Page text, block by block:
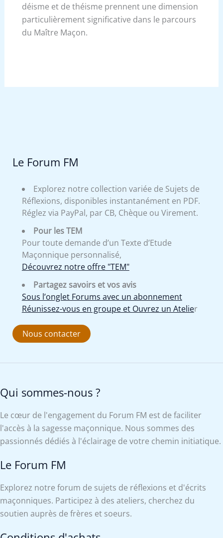
déisme et de théisme prennent une dimension
particulièrement significative dans le parcours
du Maître Maçon.
Le Forum FM
Explorez notre collection variée de Sujets de
Réflexions, disponibles instantanément en PDF.
Réglez via PayPal, par CB, Chèque ou Virement.
Pour les TEM
Pour toute demande d’un Texte d’Etude
Maçonnique personnalisé,
Découvrez notre offre "TEM"
Partagez savoirs et vos avis
Sous l’onglet Forums avec un abonnement
Réunissez-vous en groupe et Ouvrez un Atelier
Nous contacter
Qui sommes-nous ?
Le cœur de l'engagement du Forum FM est de faciliter
l'accès à la sagesse maçonnique. Nous sommes des
passionnés dédiés à l'éclairage de votre chemin initiatique.
Le Forum FM
Explorez notre forum de sujets de réflexions et d'écrits
maçonniques. Participez à des ateliers, cherchez du
soutien auprès de frères et soeurs.